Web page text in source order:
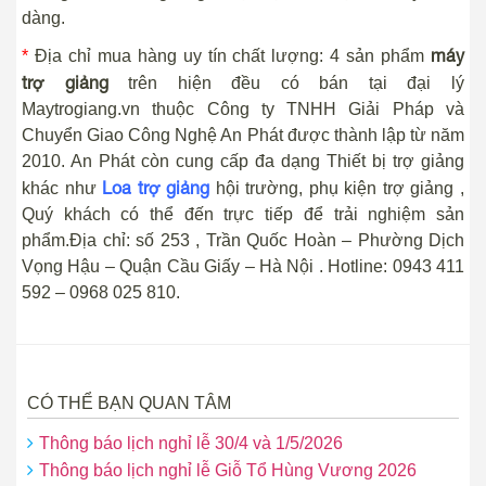
dàng.
* Địa chỉ mua hàng uy tín chất lượng: 4 sản phẩm máy
trợ giảngtrên hiện đều có bán tại đại lý
Maytrogiang.vn thuộc Công ty TNHH Giải Pháp và
Chuyển Giao Công Nghệ An Phát được thành lập từ năm
2010. An Phát còn cung cấp đa dạng Thiết bị trợ giảng
khác như Loa trợ giảng hội trường, phụ kiện trợ giảng ,
Quý khách có thể đến trực tiếp để trải nghiệm sản
phẩm.Địa chỉ: số 253 , Trần Quốc Hoàn – Phường Dịch
Vọng Hậu – Quận Cầu Giấy – Hà Nội . Hotline: 0943 411
592 – 0968 025 810.
CÓ THỂ BẠN QUAN TÂM
Thông báo lịch nghỉ lễ 30/4 và 1/5/2026
Thông báo lịch nghỉ lễ Giỗ Tổ Hùng Vương 2026